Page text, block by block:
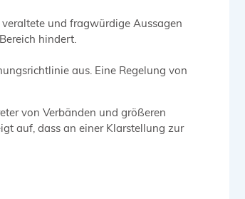
und fragwürdige Aussagen
hindert.
aus. Eine Regelung von
von Verbänden und größeren
auf, dass an einer Klarstellung zur